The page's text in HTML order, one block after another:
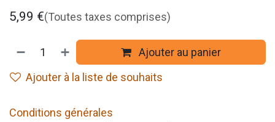
5,99 €(Toutes taxes comprises)
Ajouter au panier
Ajouter à la liste de souhaits
Conditions générales